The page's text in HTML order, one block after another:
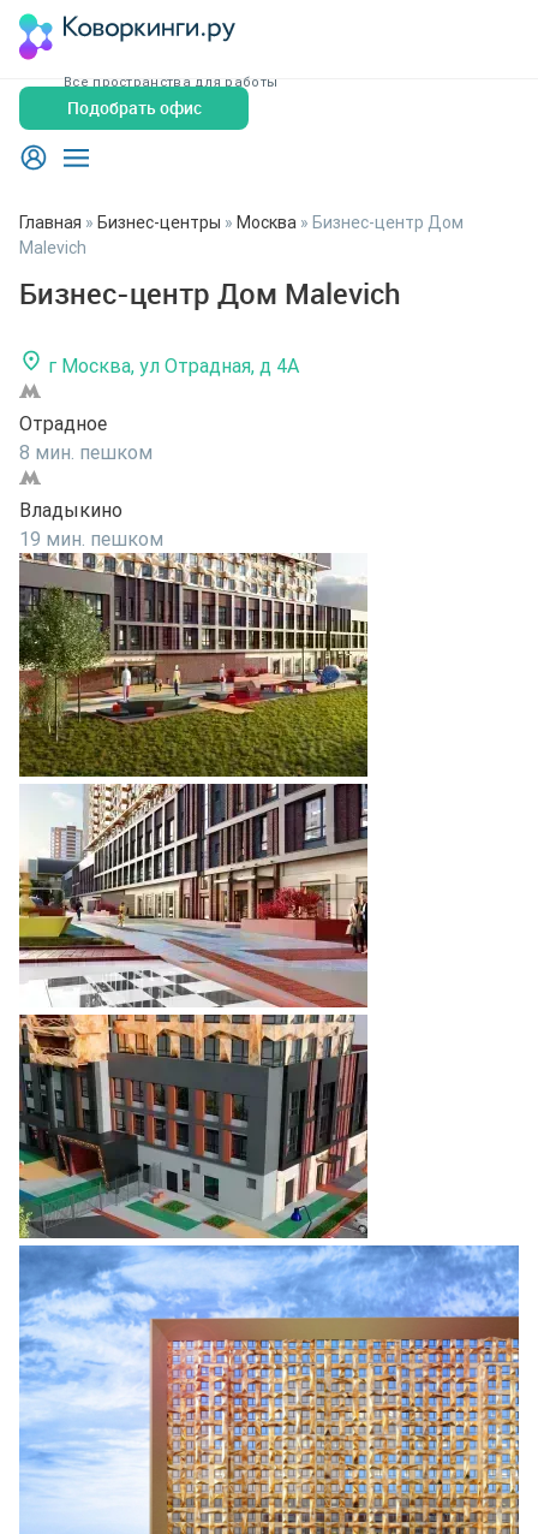
Все пространства для работы
Подобрать офис
Главная » Бизнес-центры » Москва » Бизнес-центр Дом
Malevich
Бизнес-центр Дом Malevich
г Москва, ул Отрадная, д 4А
Отрадное
8 мин. пешком
Владыкино
19 мин. пешком